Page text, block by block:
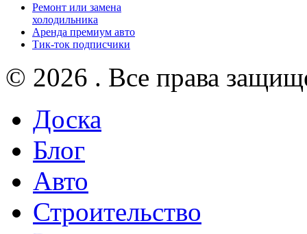
Ремонт или замена
холодильника
Аренда премиум авто
Тик-ток подписчики
© 2026 . Все права
Доска
Блог
Авто
Строительство